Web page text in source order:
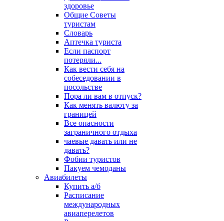
здоровье
Общие Советы
туристам
Словарь
Аптечка туриста
Если паспорт
потеряли...
Как вести себя на
собеседовании в
посольстве
Пора ли вам в отпуск?
Как менять валюту за
границей
Все опасности
заграничного отдыха
чаевые давать или не
давать?
Фобии туристов
Пакуем чемоданы
Авиабилеты
Купить а/б
Расписание
международных
авиаперелетов